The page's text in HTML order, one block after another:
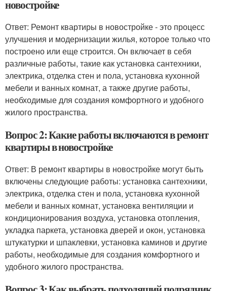
новостройке
Ответ: Ремонт квартиры в новостройке - это процесс
улучшения и модернизации жилья, которое только что
построено или еще строится. Он включает в себя
различные работы, такие как установка сантехники,
электрика, отделка стен и пола, установка кухонной
мебели и ванных комнат, а также другие работы,
необходимые для создания комфортного и удобного
жилого пространства.
Вопрос 2: Какие работы включаются в ремонт
квартиры в новостройке
Ответ: В ремонт квартиры в новостройке могут быть
включены следующие работы: установка сантехники,
электрика, отделка стен и пола, установка кухонной
мебели и ванных комнат, установка вентиляции и
кондиционирования воздуха, установка отопления,
укладка паркета, установка дверей и окон, установка
штукатурки и шпаклевки, установка каминов и другие
работы, необходимые для создания комфортного и
удобного жилого пространства.